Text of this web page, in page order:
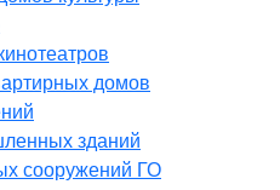
домов
зданий
сооружений ГО